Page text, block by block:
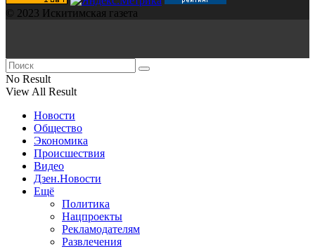
© 2023 Искитимская газета
No Result
View All Result
Новости
Общество
Экономика
Происшествия
Видео
Дзен.Новости
Ещё
Политика
Нацпроекты
Рекламодателям
Развлечения